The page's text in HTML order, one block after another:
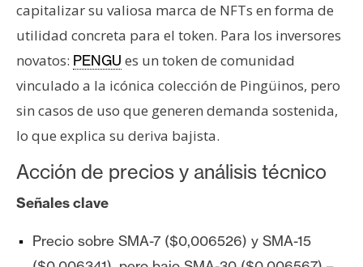
capitalizar su valiosa marca de NFTs en forma de
utilidad concreta para el token. Para los inversores
novatos: PENGU es un token de comunidad
vinculado a la icónica colección de Pingüinos, pero
sin casos de uso que generen demanda sostenida,
lo que explica su deriva bajista.
Acción de precios y análisis técnico
Señales clave
Precio sobre SMA-7 ($0,006526) y SMA-15